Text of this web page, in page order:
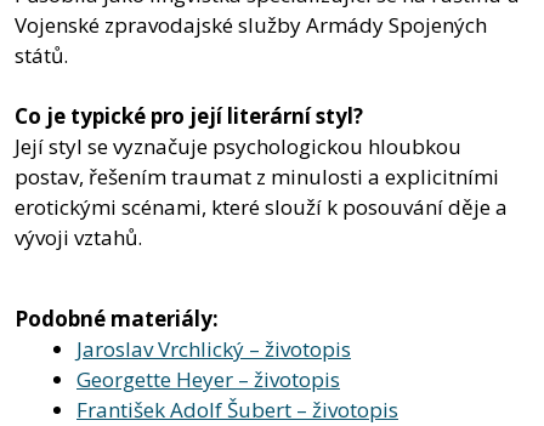
Vojenské zpravodajské služby Armády Spojených
států.
Co je typické pro její literární styl?
Její styl se vyznačuje psychologickou hloubkou
postav, řešením traumat z minulosti a explicitními
erotickými scénami, které slouží k posouvání děje a
vývoji vztahů.
Podobné materiály:
Jaroslav Vrchlický – životopis
Georgette Heyer – životopis
František Adolf Šubert – životopis